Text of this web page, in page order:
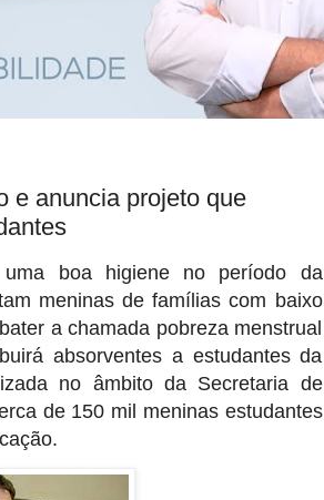
e anuncia projeto que
boa higiene no período da
meninas de famílias com baixo
a chamada pobreza menstrual
absorventes a estudantes da
no âmbito da Secretaria de
de 150 mil meninas estudantes